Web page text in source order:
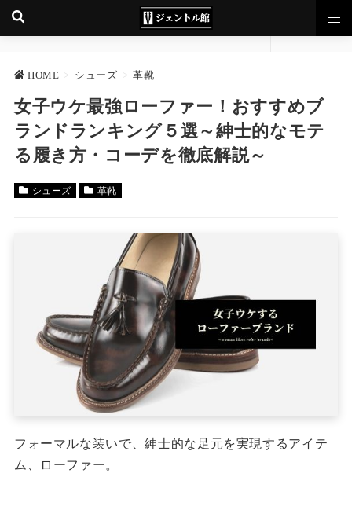
HOME シューズ 革靴
女子ウケ最強ローファー！おすすめブ
ランドランキング５選～紳士的なモテ
る履き方・コーデを徹底解説～
シューズ 革靴
フォーマルな装いで、紳士的な足元を実現するアイテ
ム、ローファー。